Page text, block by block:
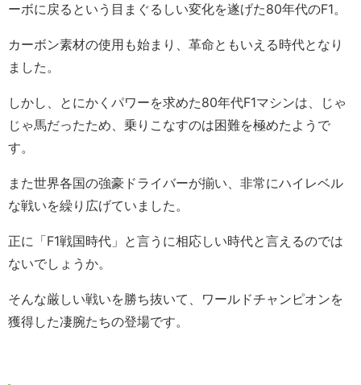
ーボに戻るという目まぐるしい変化を遂げた80年代のF1。
カーボン素材の使用も始まり、革命ともいえる時代となり
ました。
しかし、とにかくパワーを求めた80年代F1マシンは、じゃ
じゃ馬だったため、乗りこなすのは困難を極めたようで
す。
また世界各国の強豪ドライバーが揃い、非常にハイレベル
な戦いを繰り広げていました。
正に「F1戦国時代」と言うに相応しい時代と言えるのでは
ないでしょうか。
そんな厳しい戦いを勝ち抜いて、ワールドチャンピオンを
獲得した凄腕たちの登場です。